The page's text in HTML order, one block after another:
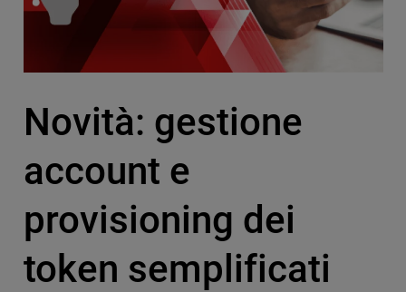
Novità: gestione
account e
provisioning dei
token semplificati